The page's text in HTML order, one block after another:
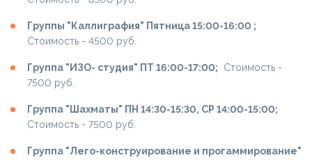
Группы "Каллиграфия" Пятница 15:00-16:00 ;
Cтоимость - 4500 руб.
Группа "ИЗО- студия" ПТ 16:00-17:00; Cтоимость -
7500 руб.
Группа "Шахматы" ПН 14:30-15:30, СР 14:00-15:00;
Cтоимость - 7500 руб.
Группа "Лего-конструирование и прогаммирование"